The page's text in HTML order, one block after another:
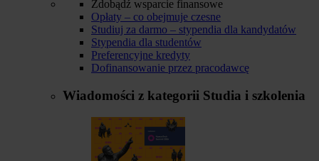
Zdobądź wsparcie finansowe
Opłaty – co obejmuje czesne
Studiuj za darmo – stypendia dla kandydatów
Stypendia dla studentów
Preferencyjne kredyty
Dofinansowanie przez pracodawcę
Wiadomości z kategorii Studia i szkolenia